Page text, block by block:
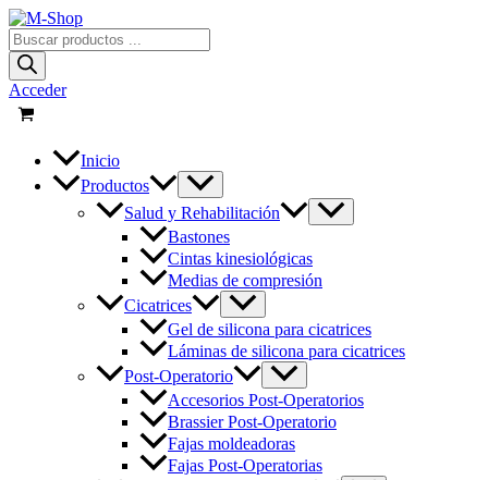
Ir
al
contenido
Búsqueda
de
productos
Acceder
Inicio
Productos
Salud y Rehabilitación
Bastones
Cintas kinesiológicas
Medias de compresión
Cicatrices
Gel de silicona para cicatrices
Láminas de silicona para cicatrices
Post-Operatorio
Accesorios Post-Operatorios
Brassier Post-Operatorio
Fajas moldeadoras
Fajas Post-Operatorias